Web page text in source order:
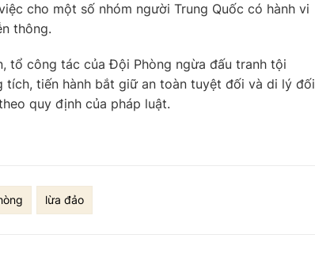
cho một số nhóm người Trung Quốc có hành vi
thông.
tổ công tác của Đội Phòng ngừa đấu tranh tội
tiến hành bắt giữ an toàn tuyệt đối và di lý đối
quy định của pháp luật.
lừa đảo